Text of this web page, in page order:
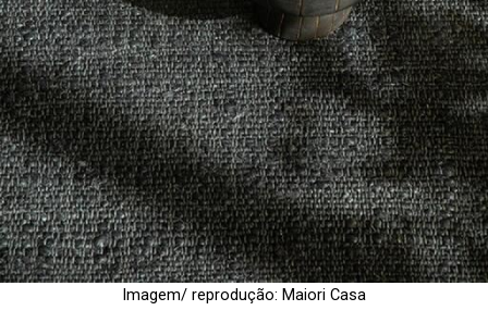
Imagem/ reprodução: Maiori Casa